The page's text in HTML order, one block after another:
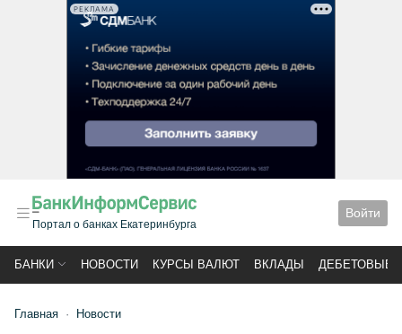
РЕКЛАМА
Портал о банках Екатеринбурга
Войти
БАНКИ НОВОСТИ КУРСЫ ВАЛЮТ ВКЛАДЫ ДЕБЕТОВЫЕ
Главная Новости